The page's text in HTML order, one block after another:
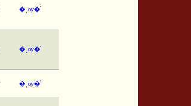
�ͺѹ�֡
�ͺѹ�֡
�ͺѹ�֡